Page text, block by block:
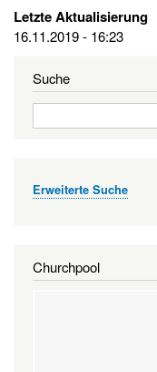
Letzte Aktualisierung
16.11.2019 - 16:23
Suche
Suche
Erweiterte Suche
Churchpool